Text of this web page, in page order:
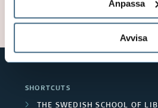
Anpassa
Avvisa
Updated: 2020-09-15
SHORTCUTS
THE SWEDISH SCHOOL OF